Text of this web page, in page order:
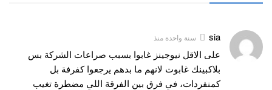
sia سنة واحدة منذ
على الاقل نيوجينز غابوا بسبب صراعات الشركة بس
بلاكبينك غابوت لانهم ما بدهم يرجعوا كفرفة بل
كمنفردات، في فرق بين الفرقة اللي مضطرة تغيب